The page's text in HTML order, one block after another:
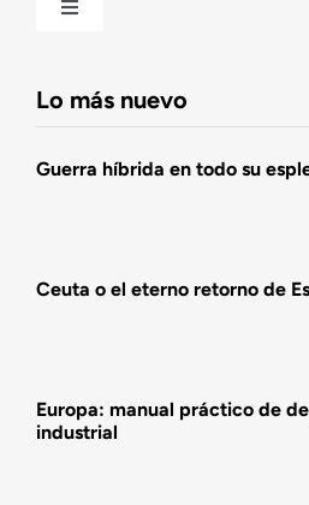
Toggle
Lo más nuevo
Guerra híbrida en todo su
Ceuta o el eterno retorno de
Europa: manual práctico de
industrial